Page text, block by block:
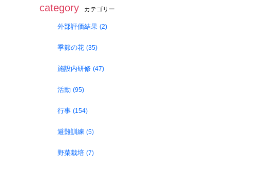
category カテゴリー
外部評価結果 (2)
季節の花 (35)
施設内研修 (47)
活動 (95)
行事 (154)
避難訓練 (5)
野菜栽培 (7)